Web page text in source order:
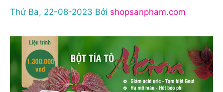
Thứ Ba, 22-08-2023 Bởi shopsanpham.com